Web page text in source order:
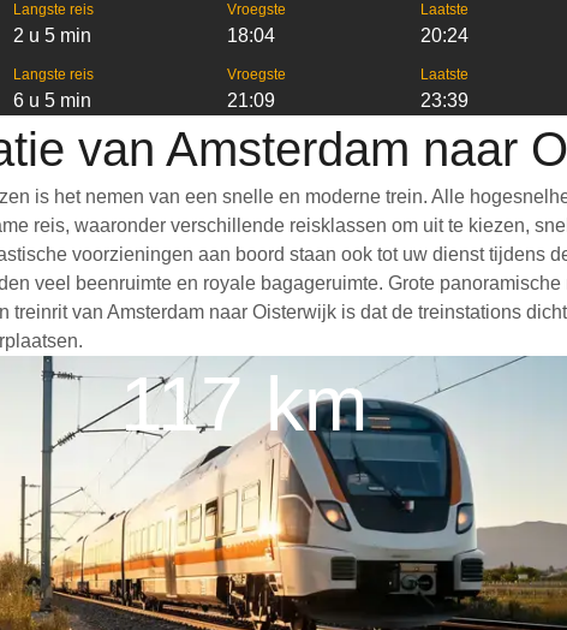
Langste reis
2 u 5 min
Vroegste
18:04
Laatste
20:24
Langste reis
6 u 5 min
Vroegste
21:09
Laatste
23:39
van Amsterdam naar
is het nemen van een snelle en moderne trein. Alle
reis, waaronder verschillende reisklassen om uit te kiezen,
voorzieningen aan boord staan ook tot uw dienst tijdens
veel beenruimte en royale bagageruimte. Grote
van Amsterdam naar Oisterwijk is dat de treinstations
117 km